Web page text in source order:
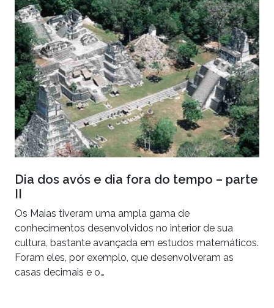
Dia dos avós e dia fora do tempo – parte
II
Os Maias tiveram uma ampla gama de
conhecimentos desenvolvidos no interior de sua
cultura, bastante avançada em estudos matemáticos.
Foram eles, por exemplo, que desenvolveram as
casas decimais e o…